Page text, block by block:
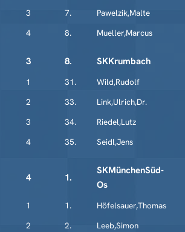
3
7. Pawelzik,Malte
4
8. Mueller,Marcus
3 8. SKKrumbach
1 31. Wild,Rudolf
2
33. Link,Ulrich,Dr.
3
34. Riedel,Lutz
4
35. Seidl,Jens
4 1.
SKMünchenSüd-
Os
1 1. Höfelsauer,Thomas
2
2. Leeb,Simon